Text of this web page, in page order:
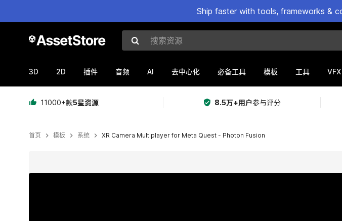
Ship faster with tools, frameworks &
搜索资源
3D 2D 插件 音频 AI 去中心化 必备工具 模板 工具 VFX
11000+款5星资源 8.5万+用户参与评分
首页 模板 系统 XR Camera Multiplayer for Meta Quest - Photon Fusion